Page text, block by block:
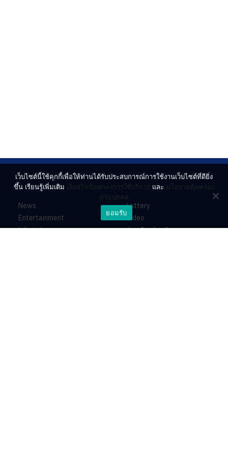
News
Entertainment
Lifestyle
Lottery
Video
ร่วมด้วยช่วยกัน
เว็บไซต์นี้ใช้คุกกี้เพื่อให้ท่านได้รับประสบการณ์การใช้งานเว็บไซต์ที่ดียิ่ง
ขึ้น เรียนรู้เพิ่มเติม เงื่อนไขข้อตกลงการใช้บริการ และ นโยบายคุ้มครอง
ส่วนบุคคล
ยอมรับ